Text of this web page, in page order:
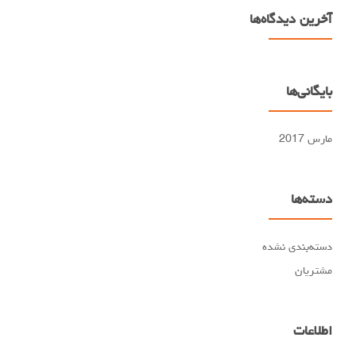
آخرین دیدگاه‌ها
بایگانی‌ها
مارس 2017
دسته‌ها
دسته‌بندی نشده
مشتریان
اطلاعات